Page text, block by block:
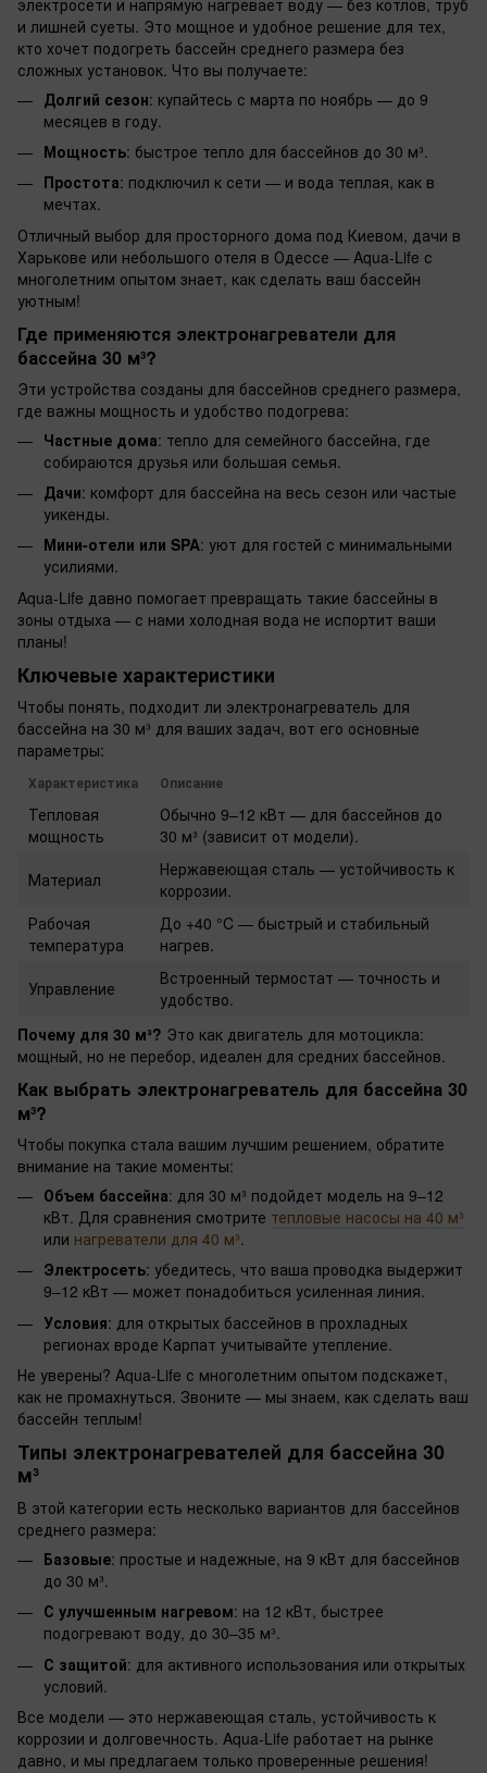
и лишней суеты. Это мощное и удобное решение для тех,
кто хочет подогреть бассейн среднего размера без
сложных установок. Что вы получаете:
Долгий сезон: купайтесь с марта по ноябрь — до 9
месяцев в году.
Мощность: быстрое тепло для бассейнов до 30 м³.
Простота: подключил к сети — и вода теплая, как в
мечтах.
Отличный выбор для просторного дома под Киевом, дачи в
Харькове или небольшого отеля в Одессе — Aqua-Life с
многолетним опытом знает, как сделать ваш бассейн
уютным!
Где применяются электронагреватели для
бассейна 30 м³?
Эти устройства созданы для бассейнов среднего размера,
где важны мощность и удобство подогрева:
Частные дома: тепло для семейного бассейна, где
собираются друзья или большая семья.
Дачи: комфорт для бассейна на весь сезон или частые
уикенды.
Мини-отели или SPA: уют для гостей с минимальными
усилиями.
Aqua-Life давно помогает превращать такие бассейны в
зоны отдыха — с нами холодная вода не испортит ваши
планы!
Ключевые характеристики
Чтобы понять, подходит ли электронагреватель для
бассейна на 30 м³ для ваших задач, вот его основные
параметры:
Характеристика Описание
Тепловая
мощность
Обычно 9–12 кВт — для бассейнов до
30 м³ (зависит от модели).
Материал
Нержавеющая сталь — устойчивость к
коррозии.
Рабочая
температура
До +40 °C — быстрый и стабильный
нагрев.
Управление
Встроенный термостат — точность и
удобство.
Почему для 30 м³? Это как двигатель для мотоцикла:
мощный, но не перебор, идеален для средних бассейнов.
Как выбрать электронагреватель для бассейна 30
м³?
Чтобы покупка стала вашим лучшим решением, обратите
внимание на такие моменты:
Объем бассейна: для 30 м³ подойдет модель на 9–12
кВт. Для сравнения смотрите тепловые насосы на 40 м³
или нагреватели для 40 м³.
Электросеть: убедитесь, что ваша проводка выдержит
9–12 кВт — может понадобиться усиленная линия.
Условия: для открытых бассейнов в прохладных
регионах вроде Карпат учитывайте утепление.
Не уверены? Aqua-Life с многолетним опытом подскажет,
как не промахнуться. Звоните — мы знаем, как сделать ваш
бассейн теплым!
Типы электронагревателей для бассейна 30
м³
В этой категории есть несколько вариантов для бассейнов
среднего размера:
Базовые: простые и надежные, на 9 кВт для бассейнов
до 30 м³.
С улучшенным нагревом: на 12 кВт, быстрее
подогревают воду, до 30–35 м³.
С защитой: для активного использования или открытых
условий.
Все модели — это нержавеющая сталь, устойчивость к
коррозии и долговечность. Aqua-Life работает на рынке
давно, и мы предлагаем только проверенные решения!